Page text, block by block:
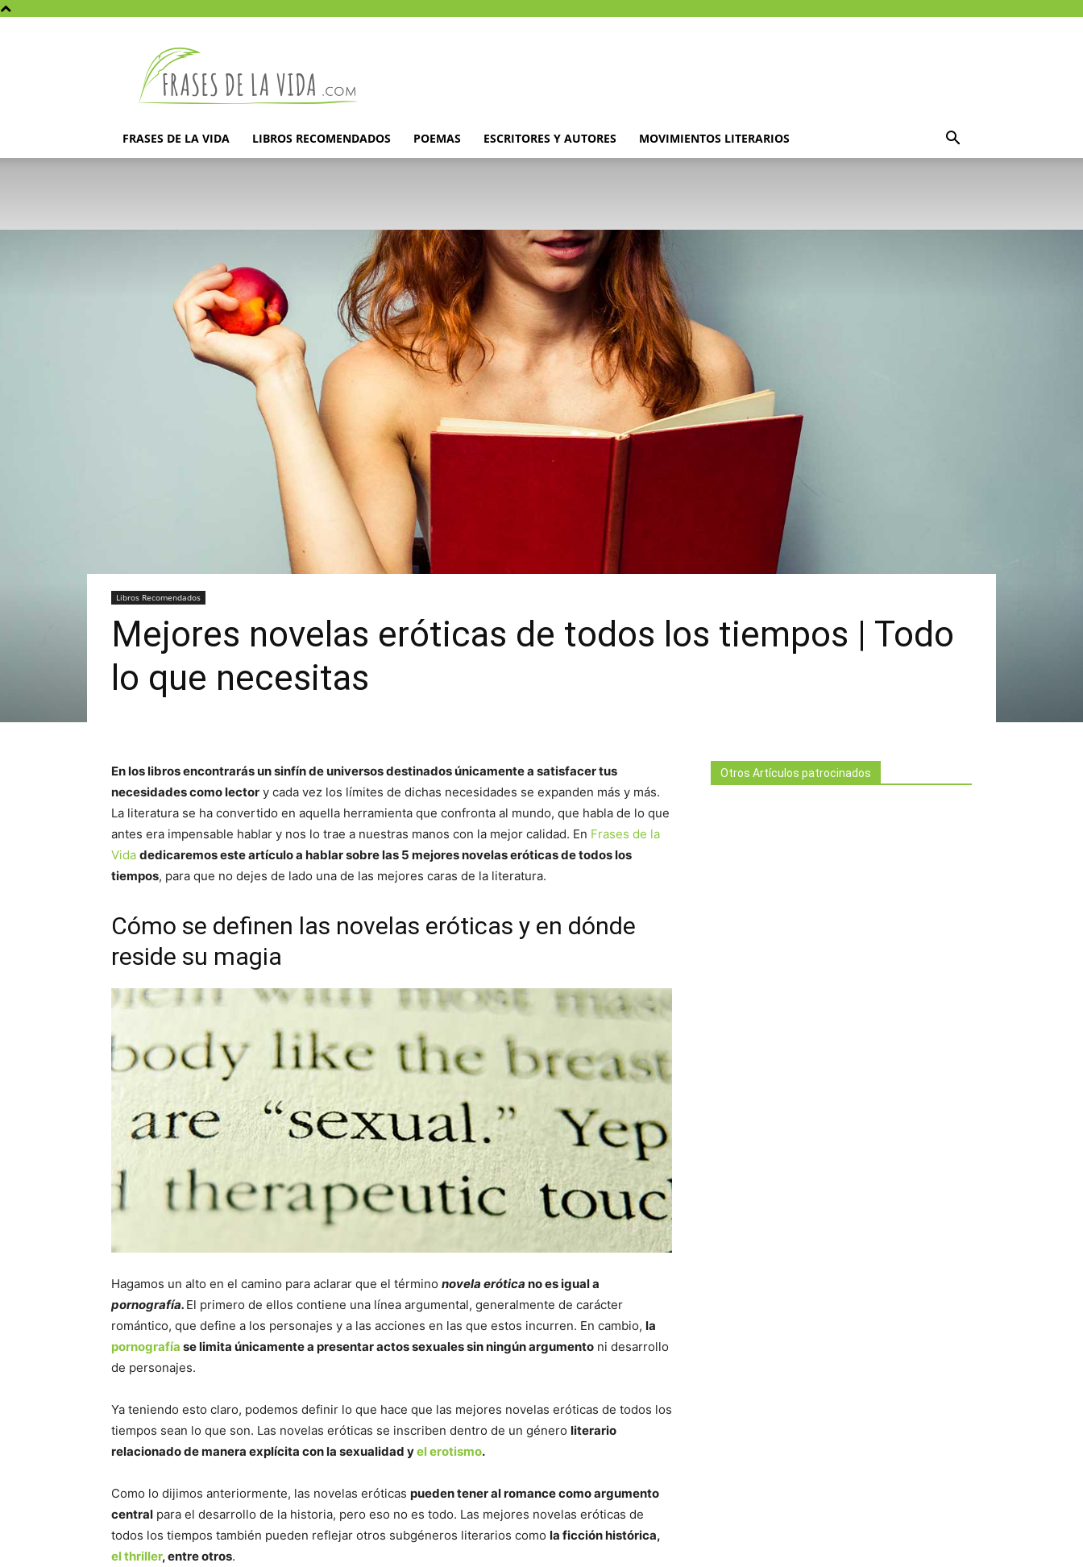
la
vida
FRASES DE LA VIDA LIBROS RECOMENDADOS POEMAS ESCRITORES Y AUTORES MOVIMIENTOS LITERARIOS
Libros Recomendados
Mejores novelas eróticas de todos los tiempos | Todo
lo que necesitas
En los libros encontrarás un sinfín de universos destinados únicamente a satisfacer tus
necesidades como lector y cada vez los límites de dichas necesidades se expanden más y más.
La literatura se ha convertido en aquella herramienta que confronta al mundo, que habla de lo que
antes era impensable hablar y nos lo trae a nuestras manos con la mejor calidad. En Frases de la
Vida dedicaremos este artículo a hablar sobre las 5 mejores novelas eróticas de todos los
tiempos, para que no dejes de lado una de las mejores caras de la literatura.
Cómo se definen las novelas eróticas y en dónde
reside su magia
Hagamos un alto en el camino para aclarar que el término novela erótica no es igual a
pornografía. El primero de ellos contiene una línea argumental, generalmente de carácter
romántico, que define a los personajes y a las acciones en las que estos incurren. En cambio, la
pornografía se limita únicamente a presentar actos sexuales sin ningún argumento ni desarrollo
de personajes.
Ya teniendo esto claro, podemos definir lo que hace que las mejores novelas eróticas de todos los
tiempos sean lo que son. Las novelas eróticas se inscriben dentro de un género literario
relacionado de manera explícita con la sexualidad yel erotismo.
Como lo dijimos anteriormente, las novelas eróticas pueden tener al romance como argumento
central para el desarrollo de la historia, pero eso no es todo. Las mejores novelas eróticas de
todos los tiempos también pueden reflejar otros subgéneros literarios como la ficción histórica,
el thriller, entre otros.
Otros Artículos patrocinados